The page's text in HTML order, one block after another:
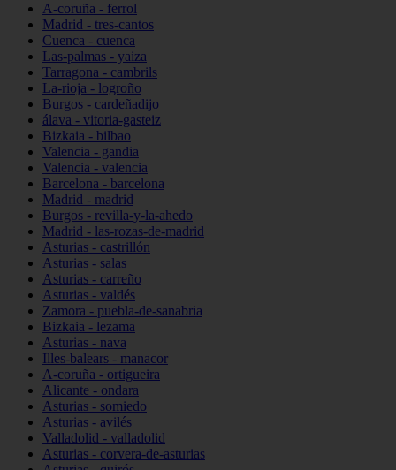
A-coruña - ferrol
Madrid - tres-cantos
Cuenca - cuenca
Las-palmas - yaiza
Tarragona - cambrils
La-rioja - logroño
Burgos - cardeñadijo
álava - vitoria-gasteiz
Bizkaia - bilbao
Valencia - gandia
Valencia - valencia
Barcelona - barcelona
Madrid - madrid
Burgos - revilla-y-la-ahedo
Madrid - las-rozas-de-madrid
Asturias - castrillón
Asturias - salas
Asturias - carreño
Asturias - valdés
Zamora - puebla-de-sanabria
Bizkaia - lezama
Asturias - nava
Illes-balears - manacor
A-coruña - ortigueira
Alicante - ondara
Asturias - somiedo
Asturias - avilés
Valladolid - valladolid
Asturias - corvera-de-asturias